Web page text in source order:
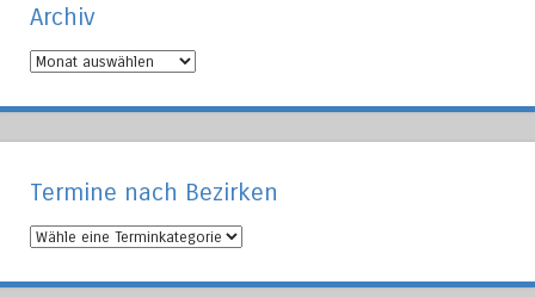
Archiv
Archiv
Termine nach Bezirken